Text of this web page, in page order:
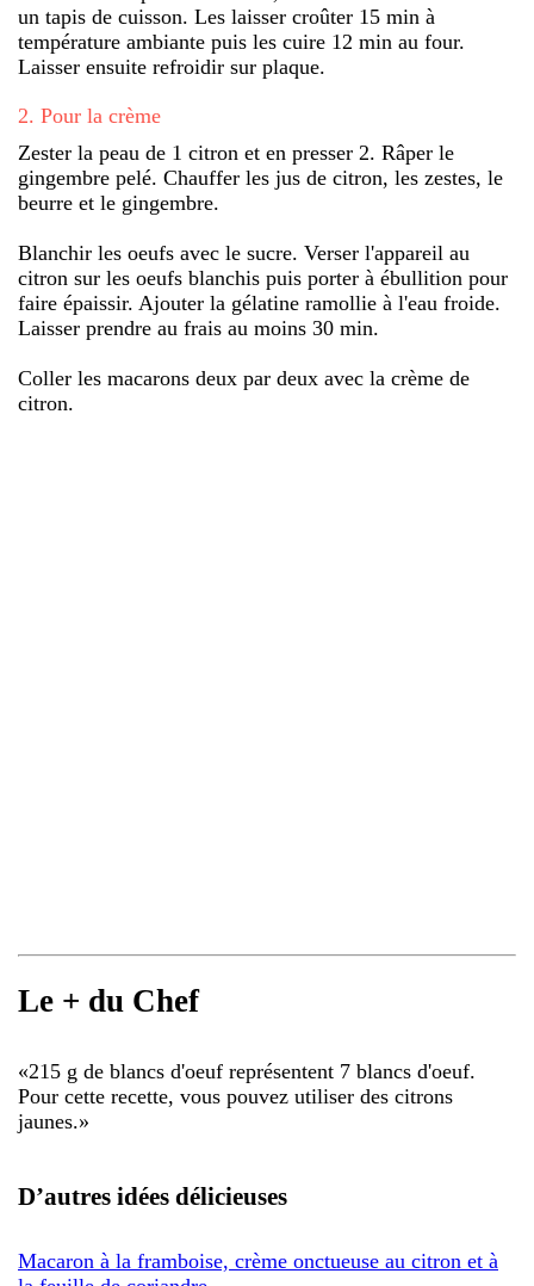
un tapis de cuisson. Les laisser croûter 15 min à
température ambiante puis les cuire 12 min au four.
Laisser ensuite refroidir sur plaque.
2. Pour la crème
Zester la peau de 1 citron et en presser 2. Râper le
gingembre pelé. Chauffer les jus de citron, les zestes, le
beurre et le gingembre.
Blanchir les oeufs avec le sucre. Verser l'appareil au
citron sur les oeufs blanchis puis porter à ébullition pour
faire épaissir. Ajouter la gélatine ramollie à l'eau froide.
Laisser prendre au frais au moins 30 min.
Coller les macarons deux par deux avec la crème de
citron.
Le + du Chef
«215 g de blancs d'oeuf représentent 7 blancs d'oeuf.
Pour cette recette, vous pouvez utiliser des citrons
jaunes.»
D’autres idées délicieuses
Macaron à la framboise, crème onctueuse au citron et à